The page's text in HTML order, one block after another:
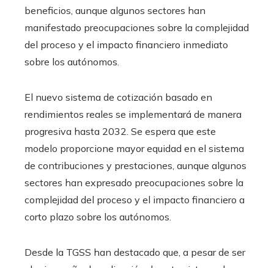
beneficios, aunque algunos sectores han
manifestado preocupaciones sobre la complejidad
del proceso y el impacto financiero inmediato
sobre los autónomos.
El nuevo sistema de cotización basado en
rendimientos reales se implementará de manera
progresiva hasta 2032. Se espera que este
modelo proporcione mayor equidad en el sistema
de contribuciones y prestaciones, aunque algunos
sectores han expresado preocupaciones sobre la
complejidad del proceso y el impacto financiero a
corto plazo sobre los autónomos.
Desde la TGSS han destacado que, a pesar de ser